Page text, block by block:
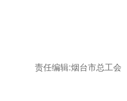
责任编辑:烟台市总工会